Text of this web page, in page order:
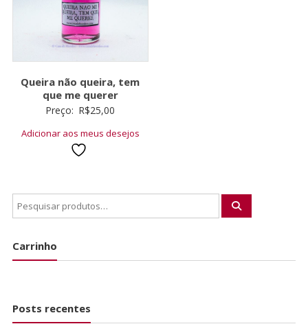
Queira não queira, tem
que me querer
Preço: R$25,00
Adicionar aos meus desejos
Carrinho
Posts recentes